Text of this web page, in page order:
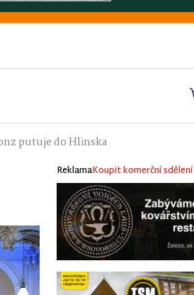
putuje do Hlinska
ReklamaKoupit komerční sdělení